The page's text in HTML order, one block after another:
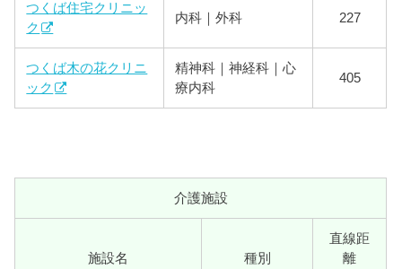
つくば住宅クリニッ
ク
内科｜外科 227
つくば木の花クリニ
ック
精神科｜神経科｜心
療内科
405
介護施設
施設名 種別
直線距
離